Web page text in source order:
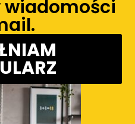
wiadomości